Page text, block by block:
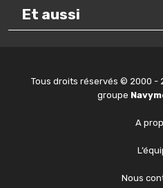
Et aussi
Tous droits réservés © 2000 -
groupe
A
Nous